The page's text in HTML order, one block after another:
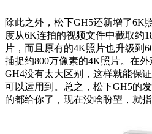
除此之外，松下GH5还新增了6K
度从6K连拍的视频文件中截取约
片，而且原有的4K照片也升级到
捕捉约800万像素的4K照片。在
GH4没有太大区别，这样就能保
可以运用到。总之，松下GH5的
的都给你了，现在没啥盼望，就